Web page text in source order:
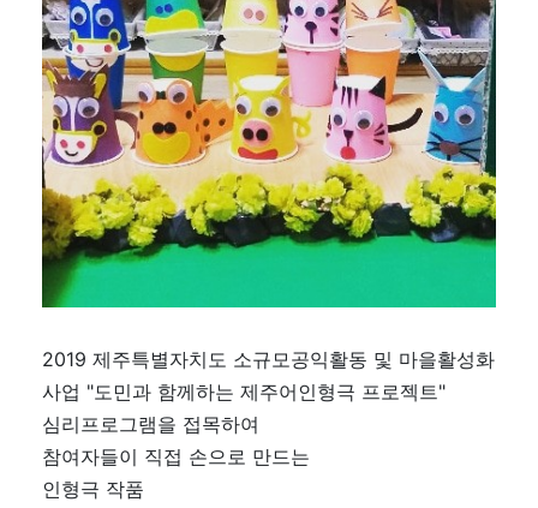
2019 제주특별자치도 소규모공익활동 및 마을활성화
사업 "도민과 함께하는 제주어인형극 프로젝트"
심리프로그램을 접목하여
참여자들이 직접 손으로 만드는
인형극 작품